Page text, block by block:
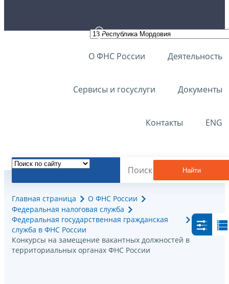
О ФНС России Деятельность
Сервисы и госуслуги Документы
Контакты ENG
Найти
Главная страница
О ФНС России
Федеральная налоговая служба
Федеральная государственная гражданская
служба в ФНС России
Конкурсы на замещение вакантных должностей в
территориальных органах ФНС России